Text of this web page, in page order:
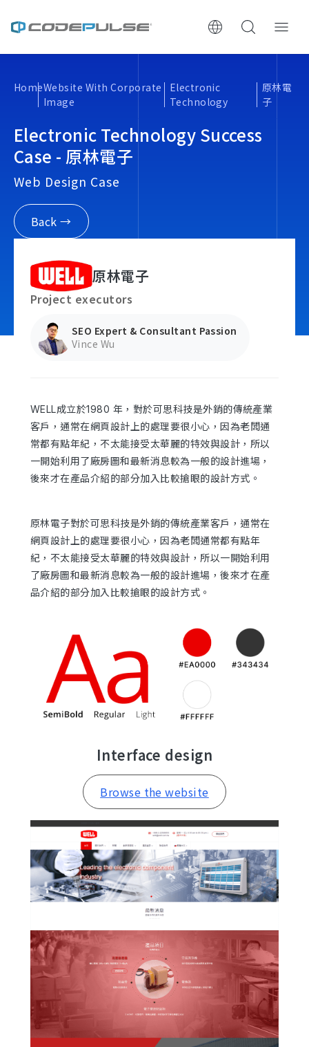
About Us
Services & Pricing
Website Construction Process
Portfolio
Case Studies: Strategic Insights
Tech & Growth Insights
HomeWebsite With Corporate
Image
Electronic
Technology
原林電
子
Electronic Technology Success
Case - 原林電子
Web Design Case
Back →
原林電子
Project executors
SEO Expert & Consultant Passion
Vince Wu
WELL成立於1980 年，對於可思科技是外銷的傳統產業
客戶，通常在網頁設計上的處理要很小心，因為老闆通
常都有點年紀，不太能接受太華麗的特效與設計，所以
一開始利用了廠房圖和最新消息較為一般的設計進場，
後來才在產品介紹的部分加入比較搶眼的設計方式。
原林電子對於可思科技是外銷的傳統產業客戶，通常在
網頁設計上的處理要很小心，因為老闆通常都有點年
紀，不太能接受太華麗的特效與設計，所以一開始利用
了廠房圖和最新消息較為一般的設計進場，後來才在產
品介紹的部分加入比較搶眼的設計方式。
Interface design
Browse the website